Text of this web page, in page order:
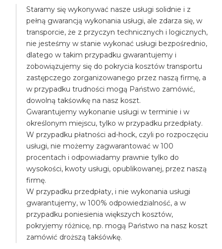
Staramy się wykonywać nasze usługi solidnie i z
pełną gwarancją wykonania usługi, ale zdarza się, w
transporcie, że z przyczyn technicznych i logicznych,
nie jesteśmy w stanie wykonać usługi bezpośrednio,
dlatego w takim przypadku gwarantujemy i
zobowiązujemy się do pokrycia kosztów transportu
zastępczego zorganizowanego przez naszą firmę, a
w przypadku trudności mogą Państwo zamówić,
dowolną takśowkę na nasz koszt.
Gwarantujemy wykonanie usługi w terminie i w
określonym miejscu, tylko w przypadku przedpłaty.
W przypadku płatności ad-hock, czyli po rozpoczęciu
usługi, nie możemy zagwarantować w 100
procentach i odpowiadamy prawnie tylko do
wysokości, kwoty usługi, opublikowanej, przez naszą
firmę.
W przypadku przedpłaty, i nie wykonania usługi
gwarantujemy, w 100% odpowiedzialność, a w
przypadku poniesienia większych kosztów,
pokryjemy różnicę, np. mogą Państwo na nasz koszt
zamówić droższą takśówkę.